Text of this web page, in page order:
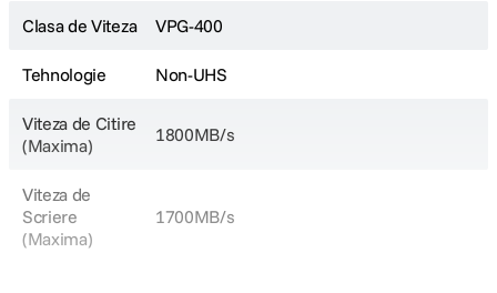
Clasa de Viteza VPG-400
Tehnologie Non-UHS
Viteza de Citire
(Maxima)
1800MB/s
Viteza de
Scriere
(Maxima)
1700MB/s